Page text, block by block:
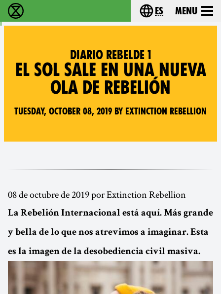
extinction rebellion - Home Choose your
es Menu
DIARIO REBELDE 1
EL SOL SALE EN UNA NUEVA
OLA DE REBELIÓN
Tuesday, October 08, 2019 by Extinction Rebellion
08 de octubre de 2019 por Extinction Rebellion
La Rebelión Internacional está aquí. Más grande
y bella de lo que nos atrevimos a imaginar. Esta
es la imagen de la desobediencia civil masiva.